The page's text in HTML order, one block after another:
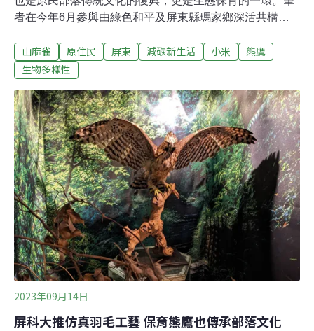
者在今年6月參與由綠色和平及屏東縣瑪家鄉深活共構共
坊」，進一步了解到小米的多樣性及其與生態保育的關
係。聯合國糧食及農業組織將2023年訂定為「國際小米年
下，呼籲大眾重視作物基因多樣性的重要，並提升對小米
營養及健康價值的重視，因其為因應氣候變遷的有力糧食
作物。小米為東方五穀之首，富含蛋白質、粗脂肪、膳食
纖維，適合在乾旱缺乏灌溉的地區生長，台灣海拔2000公
尺以下的山地都可栽培小米。以往小米是原住民重要的主
要糧食作物，糯性小米具黏性，適合做麻糬、糕點，如奇
拿富、阿拜；粳性小米無黏性，適合煮粥、稀飯；中性小
米適合釀小米酒，小米田周邊也會種植些可採收來食用或
運用的植物
山麻雀 原住民 屏東 減碳新生活 小米
熊鷹
生物多樣性
2023年09月14日
屏科大推仿真羽毛工藝 保育熊鷹也傳承部落文化